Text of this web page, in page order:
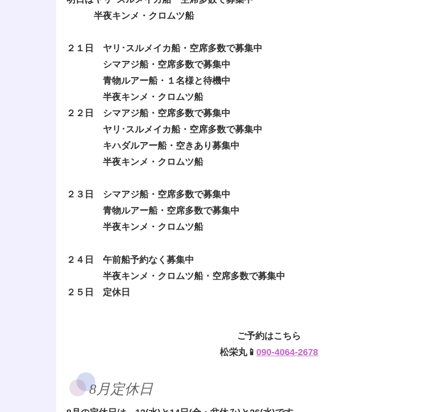
半夜キンメ・クロムツ船
２１日 ヤリ･スルメイカ船・空席多数で募集中
シマアジ船・空席多数で募集中
青物ルアー船・１名様と待機中
半夜キンメ・クロムツ船
２２日 シマアジ船・空席多数で募集中
ヤリ･スルメイカ船・空席多数で募集中
キハダルアー船・空きあり募集中
半夜キンメ・クロムツ船
２３日 シマアジ船・空席多数で募集中
青物ルアー船・空席多数で募集中
半夜キンメ・クロムツ船
２４日 午前船予約なく募集中
半夜キンメ・クロムツ船・空席多数で募集中
２５日 定休日
ご予約はこちら
松栄丸📱 090-4064-2678
8月定休日